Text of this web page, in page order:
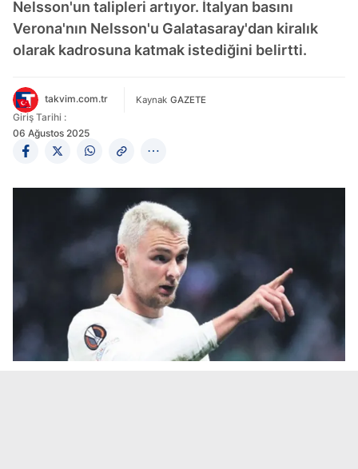
Nelsson'un talipleri artıyor. İtalyan basını
Verona'nın Nelsson'u Galatasaray'dan kiralık
olarak kadrosuna katmak istediğini belirtti.
takvim.com.tr Kaynak GAZETE
Giriş Tarihi :
06 Ağustos 2025